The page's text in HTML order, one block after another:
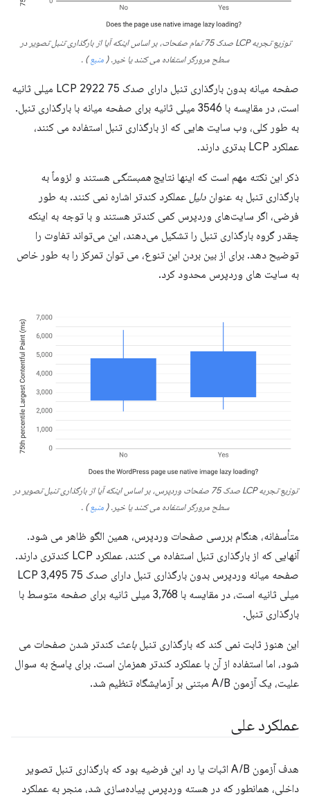
توزیع تجربه LCP صدک 75 تمام صفحات، بر اساس اینکه آیا از بارگذاری تنبل تصویر در
سطح مرورگر استفاده می کنند یا خیر.(منبع)
.
صفحه میانه بدون بارگذاری تنبل دارای صدک 75 LCP 2922 میلی ثانیه
است، در مقایسه با 3546 میلی ثانیه برای صفحه میانه با بارگذاری تنبل.
به طور کلی، وب سایت هایی که از بارگذاری تنبل استفاده می کنند،
عملکرد LCP بدتری دارند.
ذکر این نکته مهم است که اینها نتایج همبستگی هستند و لزوماً به
بارگذاری تنبل به عنوان دلیل عملکرد کندتر اشاره نمی کنند. به طور
فرضی، اگر سایت‌های وردپرس کمی کندتر هستند و با توجه به اینکه
چقدر گروه بارگذاری تنبل را تشکیل می‌دهند، این می‌تواند تفاوت را
توضیح دهد. برای از بین بردن این تنوع، می توان تمرکز را به طور خاص
به سایت های وردپرس محدود کرد.
توزیع تجربه LCP صدک 75 صفحات وردپرس، بر اساس اینکه آیا از بارگذاری تنبل تصویر در
سطح مرورگر استفاده می کنند یا خیر.( منبع)
.
متأسفانه، هنگام بررسی صفحات وردپرس، همین الگو ظاهر می شود.
آنهایی که از بارگذاری تنبل استفاده می کنند، عملکرد LCP کندتری دارند.
صفحه میانه وردپرس بدون بارگذاری تنبل دارای صدک 75 LCP 3,495
میلی ثانیه است، در مقایسه با 3,768 میلی ثانیه برای صفحه متوسط ​​با
بارگذاری تنبل.
این هنوز ثابت نمی کند که بارگذاری تنبلباعث کندتر شدن صفحات می
شود، اما استفاده از آن با عملکرد کندتر همزمان است. برای پاسخ به سوال
علیت، یک آزمون A/B مبتنی بر آزمایشگاه تنظیم شد.
عملکرد علی
هدف آزمون A/B اثبات یا رد این فرضیه بود که بارگذاری تنبل تصویر
داخلی، همانطور که در هسته وردپرس پیاده‌سازی شد، منجر به عملکرد